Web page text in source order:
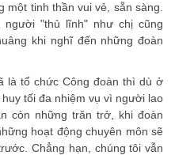
một tinh thần vui vẻ, sẵn sàng.
"thủ lĩnh" như chị cũng
khi nghĩ đến những đoàn
là tổ chức Công đoàn thì dù ở
tối đa nhiệm vụ vì người lao
còn những trăn trở, khi đoàn
hoạt động chuyên môn sẽ
Chẳng hạn, chúng tôi vẫn